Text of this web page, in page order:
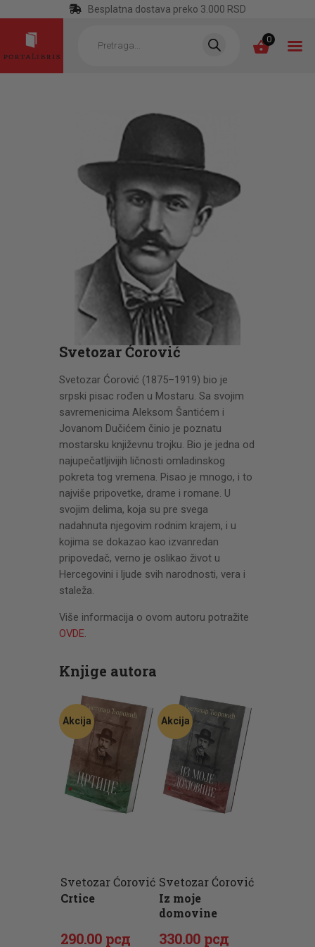
Besplatna dostava preko 3.000 RSD
search 0
KATEGORIJE
NAJPRODAVANIJE
NOVE KNJIGE
OTRGNUTO OD
ZABORAVA
AUTORI
AKTUELNOSTI
CENOVNIK
PISMO
Svetozar Ćorović
Svetozar Ćorović (1875–1919) bio je
srpski pisac rođen u Mostaru. Sa svojim
savremenicima Aleksom Šantićem i
Jovanom Dučićem činio je poznatu
mostarsku književnu trojku. Bio je jedna od
najupečatljivijih ličnosti omladinskog
pokreta tog vremena. Pisao je mnogo, i to
najviše pripovetke, drame i romane. U
svojim delima, koja su pre svega
nadahnuta njegovim rodnim krajem, i u
kojima se dokazao kao izvanredan
pripovedač, verno je oslikao život u
Hercegovini i ljude svih narodnosti, vera i
staleža.
Više informacija o ovom autoru potražite
OVDE.
Knjige autora
Akcija
Svetozar Ćorović
Crtice
Originalna
290.00 рсд
Trenutna
Akcija
Svetozar Ćorović
Iz moje
domovine
Originalna
330.00 рсд
Trenutna